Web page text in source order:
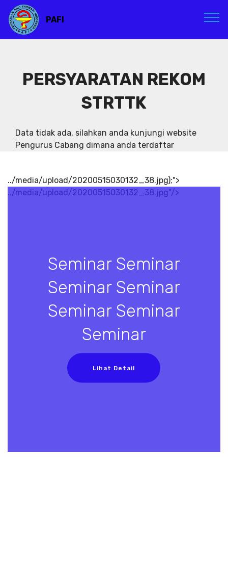
PAFI
PERSYARATAN REKOM
STRTTK
Data tidak ada, silahkan anda kunjungi website
Pengurus Cabang dimana anda terdaftar
../media/upload/20200515030132_38.jpg);">
../media/upload/20200515030132_38.jpg"/>
Seminar Seminar
Seminar Seminar
Seminar Seminar
Seminar
Lihat Detail